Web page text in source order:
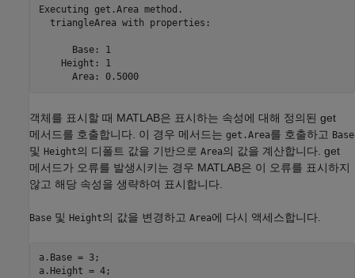
Executing get.Area method.
  triangleArea with properties:
      Base: 1
    Height: 1
      Area: 0.5000
객체를 표시할 때 MATLAB은 표시하는 속성에 대해 정의된 get
메서드를 호출합니다. 이 경우 메서드는 get.Area를 호출하고 Base
및 Height의 디폴트 값을 기반으로 Area의 값을 계산합니다. get
메서드가 오류를 발생시키는 경우 MATLAB은 이 오류를 표시하지
않고 해당 속성을 생략하여 표시합니다.
Base 및 Height의 값을 변경하고 Area에 다시 액세스합니다.
a.Base = 3;
a.Height = 4;